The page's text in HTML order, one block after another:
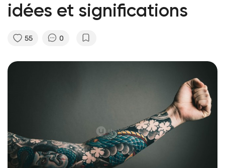
idées et significations
55 0